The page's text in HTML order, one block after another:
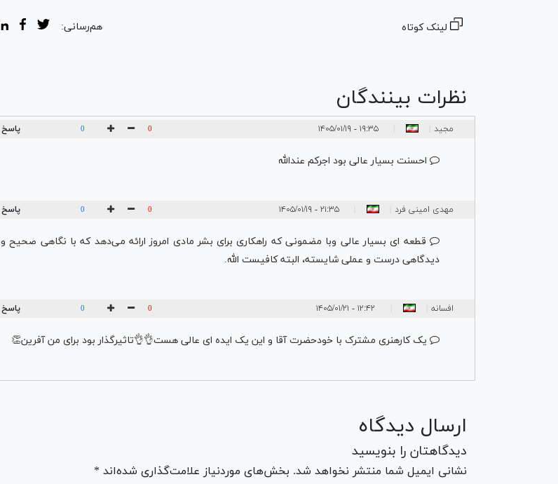
لینک کوتاه هم‌رسانی:
نظرات بینندگان
مجید ۱۹:۳۵ - ۱۴۰۵/۰۱/۱۹ 0
0 پاسخ
احسنت بسیار عالی بود اجرکم عندالله
مهدی امینی فرد ۲۱:۳۵ - ۱۴۰۵/۰۱/۱۹ 0
0 پاسخ
قطعه ای بسیار عالی وبا مضمونی که راهکاری برای بشر مادی امروز ارائه می‌دهد که با نگاهی صحیح و
دیدگاهی درست و عملی شایسته، البته کافیست الله.
افسانه ۱۲:۴۲ - ۱۴۰۵/۰۱/۲۱ 0
0 پاسخ
یک کارهنری مشترک با خودحضرت آقا و این یک ایده ای عالی هست👌👌تاثیرگذار بود برای من آفرین👏
ارسال دیدگاه
دیدگاهتان را بنویسید
نشانی ایمیل شما منتشر نخواهد شد. بخش‌های موردنیاز علامت‌گذاری شده‌اند *